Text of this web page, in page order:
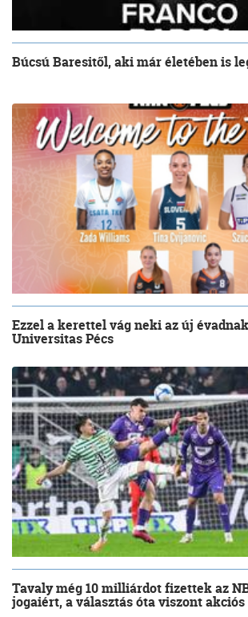
Búcsú Baresitől, aki már életében is
Ezzel a kerettel vág neki az új
Universitas Pécs
Tavaly még 10 milliárdot fizettek az
jogaiért, a választás óta viszont